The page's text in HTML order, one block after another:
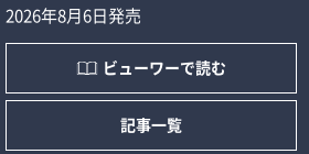
2026年8月6日発売
ビューワーで読む
記事一覧